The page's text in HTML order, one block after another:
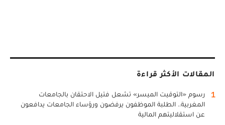
المقالات الأكثر قراءة
1
رسوم «التوقيت الميسر» تشعل فتيل الاحتقان بالجامعات
المغربية.. الطلبة الموظفون يرفضون ورؤساء الجامعات يدافعون
عن استقلاليتهم المالية